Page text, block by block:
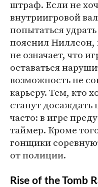
штраф. Если не
внутриигровой
попытаться
пояснил Ниллсон,
не означает, что
оставаться
возможность не
карьеру. Тем, кто
cтанут
часто: в игре
таймер. Кроме
гонщики
от полиции.
Rise of the Tomb